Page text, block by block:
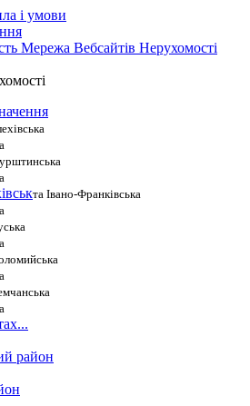
і умови
Мережа Вебсайтів Нерухомості
та Івано-Франківська
район